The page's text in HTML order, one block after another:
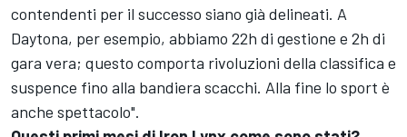
contendenti per il successo siano già delineati. A
Daytona, per esempio, abbiamo 22h di gestione e 2h di
gara vera; questo comporta rivoluzioni della classifica e
suspence fino alla bandiera scacchi. Alla fine lo sport è
anche spettacolo".